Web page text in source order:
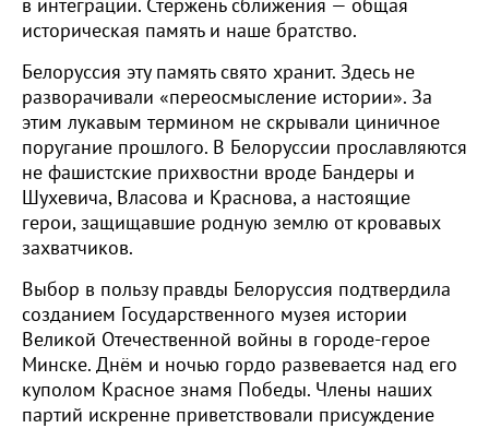
в интеграции. Стержень сближения — общая
историческая память и наше братство.
Белоруссия эту память свято хранит. Здесь не
разворачивали «переосмысление истории». За
этим лукавым термином не скрывали циничное
поругание прошлого. В Белоруссии прославляются
не фашистские прихвостни вроде Бандеры и
Шухевича, Власова и Краснова, а настоящие
герои, защищавшие родную землю от кровавых
захватчиков.
Выбор в пользу правды Белоруссия подтвердила
созданием Государственного музея истории
Великой Отечественной войны в городе-герое
Минске. Днём и ночью гордо развевается над его
куполом Красное знамя Победы. Члены наших
партий искренне приветствовали присуждение